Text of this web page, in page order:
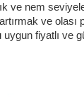
ve nem
ve olası
fiyatlı ve